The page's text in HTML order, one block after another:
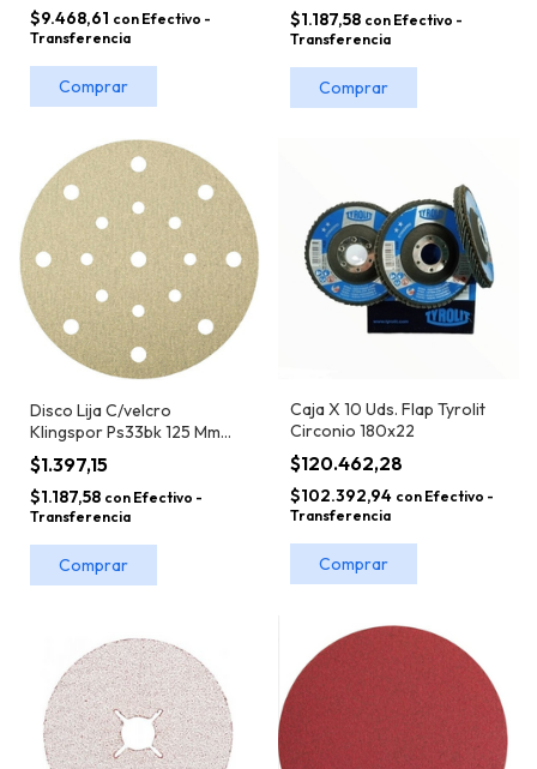
$9.468,61 con Efectivo -
Transferencia
Comprar
$1.187,58 con Efectivo -
Transferencia
Comprar
Disco Lija C/velcro
Klingspor Ps33bk 125 Mm
Nopast
$1.397,15
$1.187,58 con Efectivo -
Transferencia
Comprar
Caja X 10 Uds. Flap Tyrolit
Circonio 180x22
$120.462,28
$102.392,94 con Efectivo -
Transferencia
Comprar